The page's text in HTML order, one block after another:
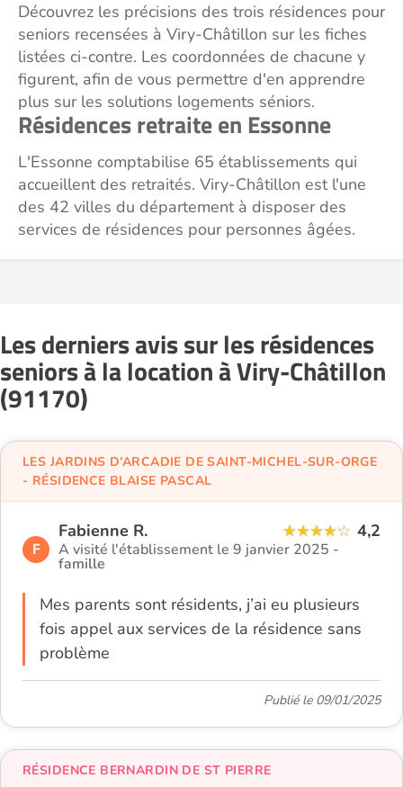
Découvrez les précisions des trois résidences pour
seniors recensées à Viry-Châtillon sur les fiches
listées ci-contre. Les coordonnées de chacune y
figurent, afin de vous permettre d'en apprendre
plus sur les solutions logements séniors.
Résidences retraite en Essonne
L'Essonne comptabilise 65 établissements qui
accueillent des retraités. Viry-Châtillon est l'une
des 42 villes du département à disposer des
services de résidences pour personnes âgées.
Les derniers avis sur les résidences
seniors à la location à Viry-Châtillon
(91170)
F
Fabienne R. 4,2
A visité l'établissement le 9 janvier 2025 -
famille
Mes parents sont résidents, j’ai eu plusieurs
fois appel aux services de la résidence sans
problème
LES JARDINS D’ARCADIE DE SAINT-MICHEL-SUR-ORGE
- RÉSIDENCE BLAISE PASCAL
Publié le 09/01/2025
RÉSIDENCE BERNARDIN DE ST PIERRE